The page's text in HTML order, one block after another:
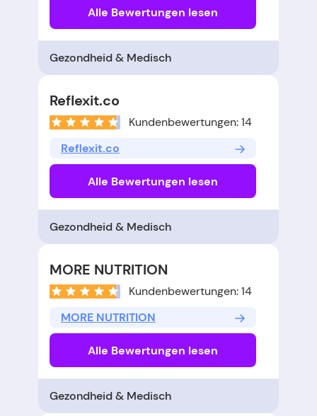
Alle Bewertungen lesen
Gezondheid & Medisch
Reflexit.co
Kundenbewertungen: 14
Reflexit.co
Alle Bewertungen lesen
Gezondheid & Medisch
MORE NUTRITION
Kundenbewertungen: 14
MORE NUTRITION
Alle Bewertungen lesen
Gezondheid & Medisch